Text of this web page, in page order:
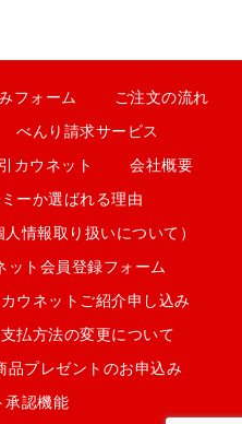
フォーム ご注文の流れ
べんり請求サービス
カウネット 会社概要
ーか選ばれる理由
情報取り扱いについて）
ット会員登録フォーム
カウネットご紹介申し込み
払方法の変更について
品プレゼントのお申込み
承認機能